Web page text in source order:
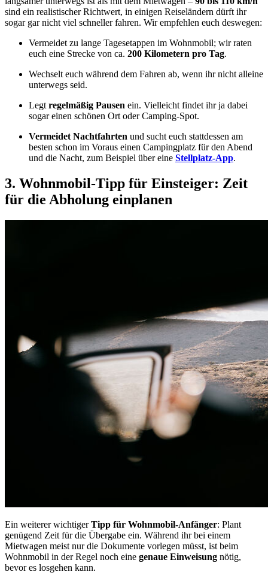
sind ein realistischer Richtwert, in einigen Reiseländern dürft ihr
sogar gar nicht viel schneller fahren. Wir empfehlen euch deswegen:
Vermeidet zu lange Tagesetappen im Wohnmobil; wir raten
euch eine Strecke von ca. 200 Kilometern pro Tag.
Wechselt euch während dem Fahren ab, wenn ihr nicht alleine
unterwegs seid.
Legtregelmäßig Pausen ein. Vielleicht findet ihr ja dabei
sogar einen schönen Ort oder Camping-Spot.
Vermeidet Nachtfahrten und sucht euch stattdessen am
besten schon im Voraus einen Campingplatz für den Abend
und die Nacht, zum Beispiel über eine Stellplatz-App.
3. Wohnmobil-Tipp für Einsteiger: Zeit
für die Abholung einplanen
Ein weiterer wichtigerTipp für Wohnmobil-Anfänger: Plant
genügend Zeit für die Übergabe ein. Während ihr bei einem
Mietwagen meist nur die Dokumente vorlegen müsst, ist beim
Wohnmobil in der Regel noch eine genaue Einweisung nötig,
bevor es losgehen kann.